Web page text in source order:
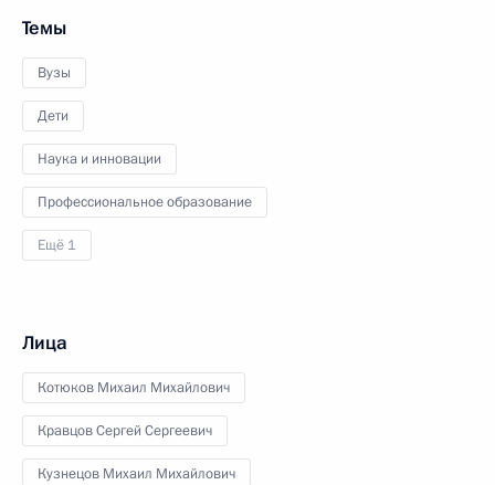
Темы
Вузы
Дети
Наука и инновации
Профессиональное образование
Ещё 1
Лица
Котюков Михаил Михайлович
Кравцов Сергей Сергеевич
Кузнецов Михаил Михайлович